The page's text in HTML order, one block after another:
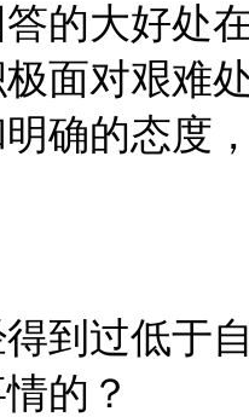
大好处在
面对艰难
确的态度
过低于自
的？